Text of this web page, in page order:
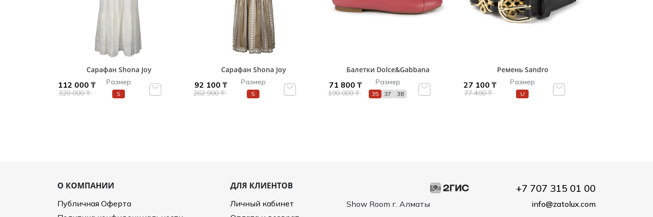
Сарафан Shona Joy
112 000 ₸
320 000 ₸
Размер
S
Сарафан Shona Joy
92 100 ₸
262 900 ₸
Размер
S
Балетки Dolce&Gabbana
71 800 ₸
190 000 ₸
Размер
35 37 38
Ремень Sandro
27 100 ₸
77 400 ₸
Размер
U
О КОМПАНИИ
Публичная Оферта
ДЛЯ КЛИЕНТОВ
Личный кабинет
Show Room г. Алматы
+7 707 315 01 00
info@zatolux.com